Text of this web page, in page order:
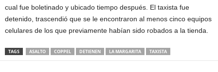
cual fue boletinado y ubicado tiempo después. El taxista fue
detenido, trascendió que se le encontraron al menos cinco equipos
celulares de los que previamente habían sido robados a la tienda.
TAGS ASALTO COPPEL DETIENEN LA MARGARITA TAXISTA